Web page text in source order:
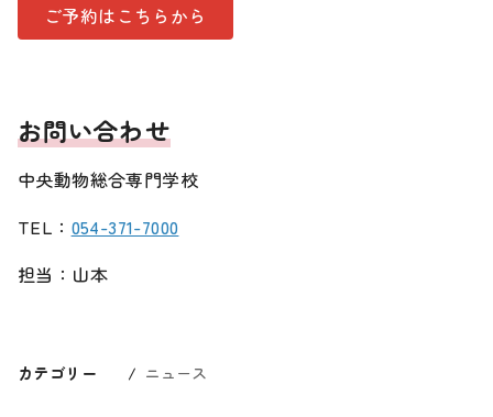
ご予約はこちらから
お問い合わせ
中央動物総合専門学校
TEL： 054-371-7000
担当：山本
カテゴリー ニュース